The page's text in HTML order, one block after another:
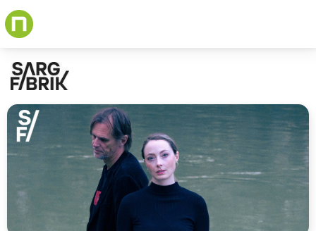
Skip
to
content